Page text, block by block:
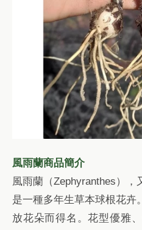
風雨蘭商品簡介
風雨蘭（Zephyranthes），
是一種多年生草本球根花卉
放花朵而得名。花型優雅